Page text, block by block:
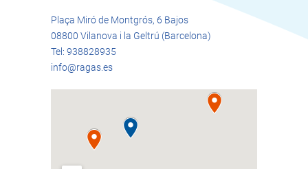
Plaça Miró de Montgrós, 6 Bajos
08800 Vilanova i la Geltrú (Barcelona)
Tel: 938828935
info@ragas.es